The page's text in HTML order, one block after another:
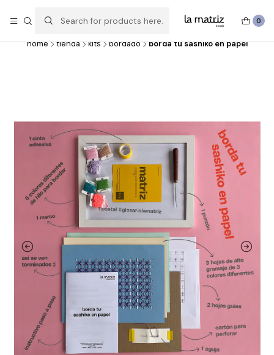
0
hacer.
home tienda kits bordado borda tu sashiko en papel